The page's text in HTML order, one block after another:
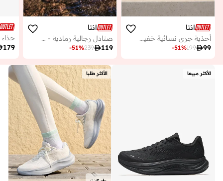
انتا
أحذية جري نسائية خفيفة بنعل ناعم ووسطية مبطنة من إيفا
99
199
-51%
انتا
صنادل رجالية رمادية - لايف ستايل
119
239
-51%
179
الأكثر مبيعا الأكثر طلبا